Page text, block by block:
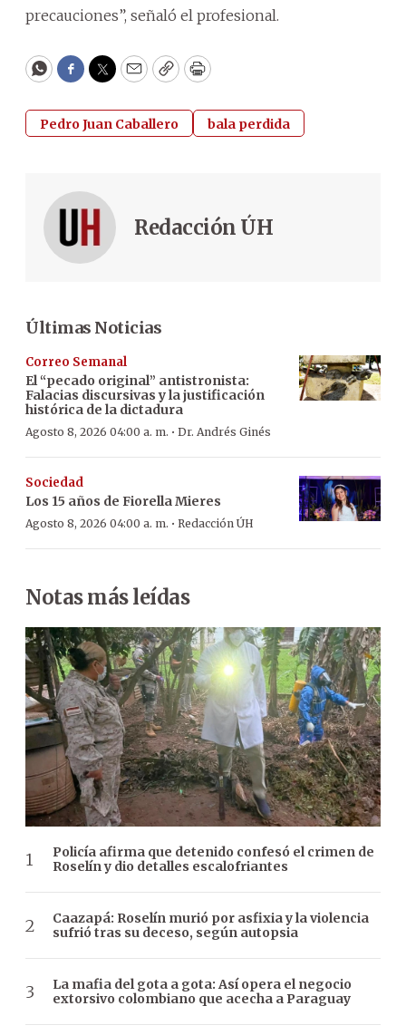
precauciones”, señaló el profesional.
WhatsApp
Facebook
Twitter
EmailCopyPrint
Pedro Juan Caballero bala perdida
Redacción ÚH
Últimas Noticias
Correo Semanal
El “pecado original” antistronista:
Falacias discursivas y la justificación
histórica de la dictadura
Agosto 8, 2026 04:00 a. m. · Dr. Andrés Ginés
Sociedad
Los 15 años de Fiorella Mieres
Agosto 8, 2026 04:00 a. m. · Redacción ÚH
Notas más leídas
Policía afirma que detenido confesó el crimen de
Roselín y dio detalles escalofriantes
Caazapá: Roselín murió por asfixia y la violencia
sufrió tras su deceso, según autopsia
La mafia del gota a gota: Así opera el negocio
extorsivo colombiano que acecha a Paraguay